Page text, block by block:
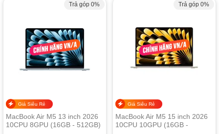
Trả góp 0%
Giá Siêu Rẻ
MacBook Air M5 13 inch 2026
10CPU 8GPU (16GB - 512GB)
Trả góp 0%
Giá Siêu Rẻ
MacBook Air M5 15 inch 2026
10CPU 10GPU (16GB -